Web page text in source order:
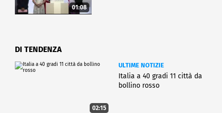
01:08
DI TENDENZA
02:15
ULTIME NOTIZIE
Italia a 40 gradi 11 città da
bollino rosso